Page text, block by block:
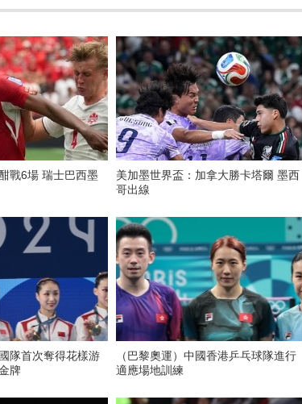
戰6場 瑞士巴西墨
美加墨世界盃：加拿大勝卡塔爾 墨西
哥出線
隊首次奪得花樣游
牌
（巴黎奧運）中國香港乒乓球隊進行
適應場地訓練